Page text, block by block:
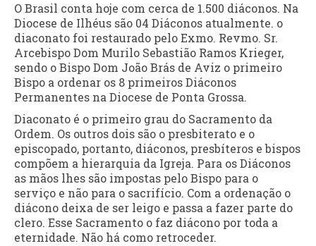
O Brasil conta hoje com cerca de 1.500 diáconos. Na
Diocese de Ilhéus são 04 Diáconos atualmente. o
diaconato foi restaurado pelo Exmo. Revmo. Sr.
Arcebispo Dom Murilo Sebastião Ramos Krieger,
sendo o Bispo Dom João Brás de Aviz o primeiro
Bispo a ordenar os 8 primeiros Diáconos
Permanentes na Diocese de Ponta Grossa.
Diaconato é o primeiro grau do Sacramento da
Ordem. Os outros dois são o presbiterato e o
episcopado, portanto, diáconos, presbíteros e bispos
compõem a hierarquia da Igreja. Para os Diáconos
as mãos lhes são impostas pelo Bispo para o
serviço e não para o sacrifício. Com a ordenação o
diácono deixa de ser leigo e passa a fazer parte do
clero. Esse Sacramento o faz diácono por toda a
eternidade. Não há como retroceder.